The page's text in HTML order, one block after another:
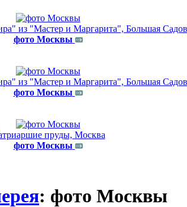
из "Мастер и Маргарита", Большая
фото Москвы
из "Мастер и Маргарита", Большая
фото Москвы
пруды, Москва
фото Москвы
: фото Москвы